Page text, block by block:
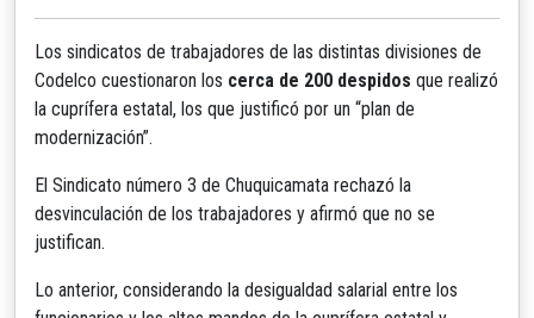
Los sindicatos de trabajadores de las distintas divisiones de
Codelco cuestionaron los cerca de 200 despidos que realizó
la cuprífera estatal, los que justificó por un “plan de
modernización”.
El Sindicato número 3 de Chuquicamata rechazó la
desvinculación de los trabajadores y afirmó que no se
justifican.
Lo anterior, considerando la desigualdad salarial entre los